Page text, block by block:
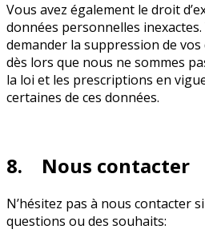
Vous avez également le droit
données personnelles
demander la suppression de
dès lors que nous ne sommes
la loi et les prescriptions en
certaines de ces données.
8. Nous contacter
N’hésitez pas à nous contacter
questions ou des souhaits: